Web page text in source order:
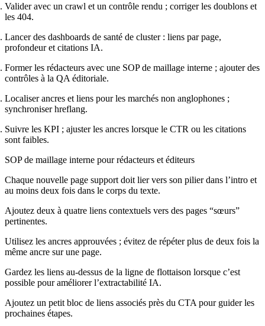
Valider avec un crawl et un contrôle rendu ; corriger les doublons et
les 404.
Lancer des dashboards de santé de cluster : liens par page,
profondeur et citations IA.
Former les rédacteurs avec une SOP de maillage interne ; ajouter des
contrôles à la QA éditoriale.
Localiser ancres et liens pour les marchés non anglophones ;
synchroniser hreflang.
Suivre les KPI ; ajuster les ancres lorsque le CTR ou les citations
sont faibles.
SOP de maillage interne pour rédacteurs et éditeurs
Chaque nouvelle page support doit lier vers son pilier dans l’intro et
au moins deux fois dans le corps du texte.
Ajoutez deux à quatre liens contextuels vers des pages “sœurs”
pertinentes.
Utilisez les ancres approuvées ; évitez de répéter plus de deux fois la
même ancre sur une page.
Gardez les liens au-dessus de la ligne de flottaison lorsque c’est
possible pour améliorer l’extractabilité IA.
Ajoutez un petit bloc de liens associés près du CTA pour guider les
prochaines étapes.